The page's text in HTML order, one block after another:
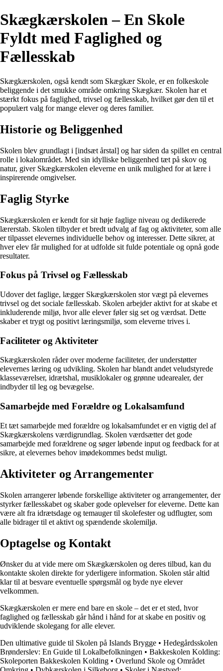
Skægkærskolen – En Skole
Fyldt med Faglighed og
Fællesskab
Skægkærskolen, også kendt som Skægkær Skole, er en folkeskole
beliggende i det smukke område omkring Skægkær. Skolen har et
stærkt fokus på faglighed, trivsel og fællesskab, hvilket gør den til et
populært valg for mange elever og deres familier.
Historie og Beliggenhed
Skolen blev grundlagt i [indsæt årstal] og har siden da spillet en central
rolle i lokalområdet. Med sin idylliske beliggenhed tæt på skov og
natur, giver Skægkærskolen eleverne en unik mulighed for at lære i
inspirerende omgivelser.
Faglig Styrke
Skægkærskolen er kendt for sit høje faglige niveau og dedikerede
lærerstab. Skolen tilbyder et bredt udvalg af fag og aktiviteter, som alle
er tilpasset elevernes individuelle behov og interesser. Dette sikrer, at
hver elev får mulighed for at udfolde sit fulde potentiale og opnå gode
resultater.
Fokus på Trivsel og Fællesskab
Udover det faglige, lægger Skægkærskolen stor vægt på elevernes
trivsel og det sociale fællesskab. Skolen arbejder aktivt for at skabe et
inkluderende miljø, hvor alle elever føler sig set og værdsat. Dette
skaber et trygt og positivt læringsmiljø, som eleverne trives i.
Faciliteter og Aktiviteter
Skægkærskolen råder over moderne faciliteter, der understøtter
elevernes læring og udvikling. Skolen har blandt andet veludstyrede
klasseværelser, idrætshal, musiklokaler og grønne udearealer, der
indbyder til leg og bevægelse.
Samarbejde med Forældre og Lokalsamfund
Et tæt samarbejde med forældre og lokalsamfundet er en vigtig del af
Skægkærskolens værdigrundlag. Skolen værdsætter det gode
samarbejde med forældrene og søger løbende input og feedback for at
sikre, at elevernes behov imødekommes bedst muligt.
Aktiviteter og Arrangementer
Skolen arrangerer løbende forskellige aktiviteter og arrangementer, der
styrker fællesskabet og skaber gode oplevelser for eleverne. Dette kan
være alt fra idrætsdage og temauger til skolefester og udflugter, som
alle bidrager til et aktivt og spændende skolemiljø.
Optagelse og Kontakt
Ønsker du at vide mere om Skægkærskolen og deres tilbud, kan du
kontakte skolen direkte for yderligere information. Skolen står altid
klar til at besvare eventuelle spørgsmål og byde nye elever
velkommen.
Skægkærskolen er mere end bare en skole – det er et sted, hvor
faglighed og fællesskab går hånd i hånd for at skabe en positiv og
udviklende skolegang for alle elever.
Den ultimative guide til Skolen på Islands Brygge • Hedegårdsskolen
Brønderslev: En Guide til Lokalbefolkningen • Bakkeskolen Kolding:
Skoleporten Bakkeskolen Kolding • Overlund Skole og Området